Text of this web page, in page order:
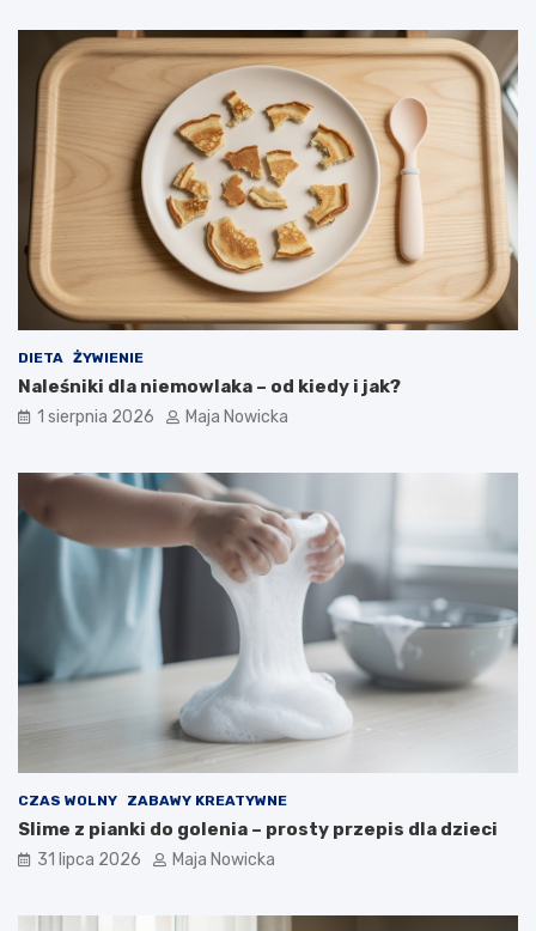
DIETA ŻYWIENIE
Naleśniki dla niemowlaka – od kiedy i jak?
1 sierpnia 2026 Maja Nowicka
CZAS WOLNY ZABAWY KREATYWNE
Slime z pianki do golenia – prosty przepis dla dzieci
31 lipca 2026 Maja Nowicka